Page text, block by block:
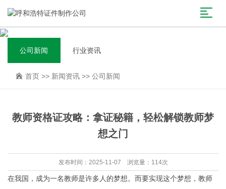
公司新闻 行业资讯
首页 >> 新闻资讯 >> 公司新闻
教师资格证攻略：拿证秘籍，轻松解锁教师梦
想之门
发布时间：2025-11-07 浏览量：114次
在我国，成为一名教师是许多人的梦想。而要实现这个梦想，教师